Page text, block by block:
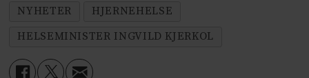
NYHETER
HJERNEHELSE
HELSEMINISTER INGVILD KJERKOL